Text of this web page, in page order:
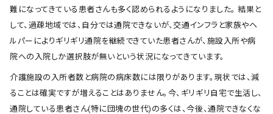
難になってきている患者さんも多く認められるようになりました。 結果と
して、過疎地域では、自分では通院できないが、交通インフラと家族やヘ
ルパーによりギリギリ通院を継続できていた患者さんが、施設入所や病
院への入院しか選択肢が無いという状況になってきています。
介護施設の入所者数と病院の病床数には限りがあります。現状では、減
ることは確実ですが増えることはありません。今、ギリギリ自宅で生活し、
通院している患者さん(特に団塊の世代)の多くは、今後、通院できなくな